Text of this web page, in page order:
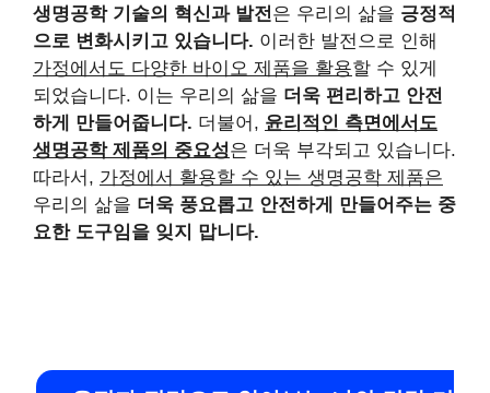
생명공학 기술의 혁신과 발전 은 우리의 삶을 긍정적
으로 변화시키고 있습니다. 이러한 발전으로 인해
가정에서도 다양한 바이오 제품을 활용할 수 있게
되었습니다. 이는 우리의 삶을 더욱 편리하고 안전
하게 만들어줍니다. 더불어, 윤리적인 측면에서도
생명공학 제품의 중요성은 더욱 부각되고 있습니다.
따라서, 가정에서 활용할 수 있는 생명공학 제품은
우리의 삶을 더욱 풍요롭고 안전하게 만들어주는 중
요한 도구임을 잊지 맙니다.